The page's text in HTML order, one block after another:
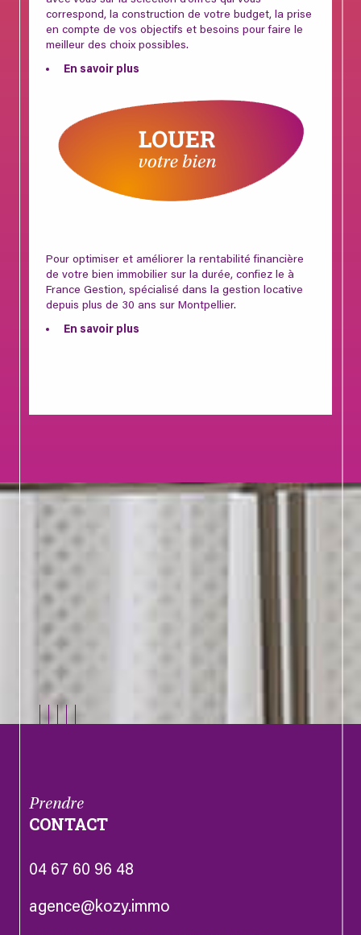
correspond, la construction de votre budget, la prise
en compte de vos objectifs et besoins pour faire le
meilleur des choix possibles.
En savoir plus
Pour optimiser et améliorer la rentabilité financière
de votre bien immobilier sur la durée, confiez le à
France Gestion, spécialisé dans la gestion locative
depuis plus de 30 ans sur Montpellier.
En savoir plus
Prendre
CONTACT
04 67 60 96 48
agence@kozy.immo